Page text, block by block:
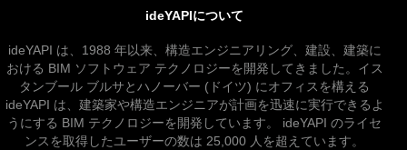
ideYAPIについて
ideYAPI は、1988 年以来、構造エンジニアリング、建設、建築に
おける BIM ソフトウェア テクノロジーを開発してきました。イス
タンブール ブルサとハノーバー (ドイツ) にオフィスを構える
ideYAPI は、建築家や構造エンジニアが計画を迅速に実行できるよ
うにする BIM テクノロジーを開発しています。 ideYAPI のライセ
ンスを取得したユーザーの数は 25,000 人を超えています。